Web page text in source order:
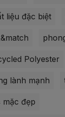
liệu đặc biệt
Polyester
lành mạnh
mặc đẹp